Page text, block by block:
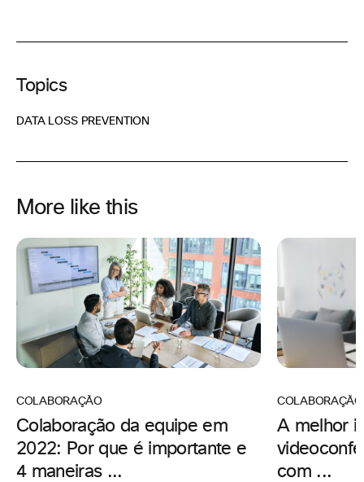
Topics
DATA LOSS PREVENTION
More like this
COLABORAÇÃO
Colaboração da equipe em
2022: Por que é importante e
4 maneiras ...
COLABORAÇÃO
A melhor
com ...